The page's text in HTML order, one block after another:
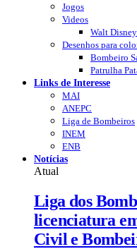
Jogos
Videos
Walt Disney
Desenhos para
Bombeiro
Patrulha
Links de Interesse
MAI
ANEPC
Liga de Bombeiros
INEM
ENB
Notícias
Atual
Liga dos
licenciatura
Civil e